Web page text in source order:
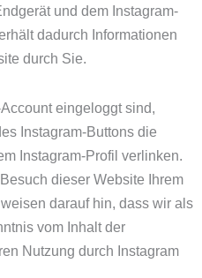
und dem Instagram-
dadurch Informationen
durch Sie.
eingeloggt sind,
Instagram-Buttons die
Instagram-Profil verlinken.
dieser Website Ihrem
darauf hin, dass wir als
vom Inhalt der
Nutzung durch Instagram